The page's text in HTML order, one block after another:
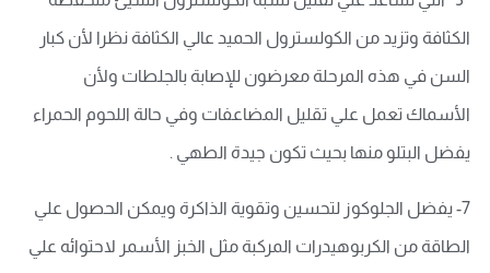
الكثافة وتزيد من الكولسترول الحميد عالي الكثافة نظرا لأن كبار
السن في هذه المرحلة معرضون للإصابة بالجلطات ولأن
الأسماك تعمل علي تقليل المضاعفات وفي حالة اللحوم الحمراء
يفضل البتلو منها بحيث تكون جيدة الطهي .
7- يفضل الجلوكوز لتحسين وتقوية الذاكرة ويمكن الحصول علي
الطاقة من الكربوهيدرات المركبة مثل الخبز الأسمر لاحتوائه علي